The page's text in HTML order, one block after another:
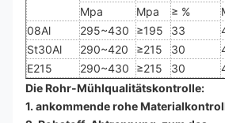
Mpa
Mpa ≥ %
08Al
295~430 ≥195 33
St30Al
290~420 ≥215 30
E215
290~430 ≥215 30
Die Rohr-Mühlqualitätskontrolle:
1. ankommende rohe